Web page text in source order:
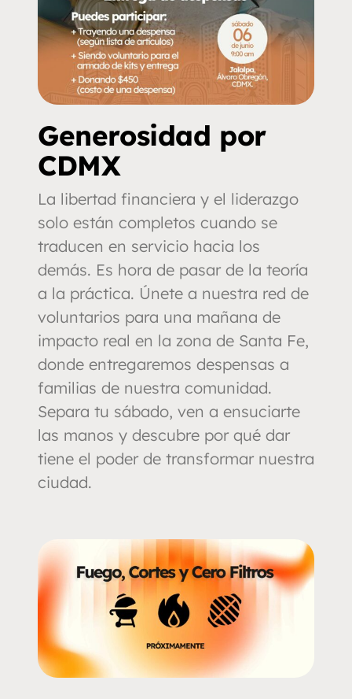
Generosidad por
CDMX
La libertad financiera y el liderazgo
solo están completos cuando se
traducen en servicio hacia los
demás. Es hora de pasar de la teoría
a la práctica. Únete a nuestra red de
voluntarios para una mañana de
impacto real en la zona de Santa Fe,
donde entregaremos despensas a
familias de nuestra comunidad.
Separa tu sábado, ven a ensuciarte
las manos y descubre por qué dar
tiene el poder de transformar nuestra
ciudad.